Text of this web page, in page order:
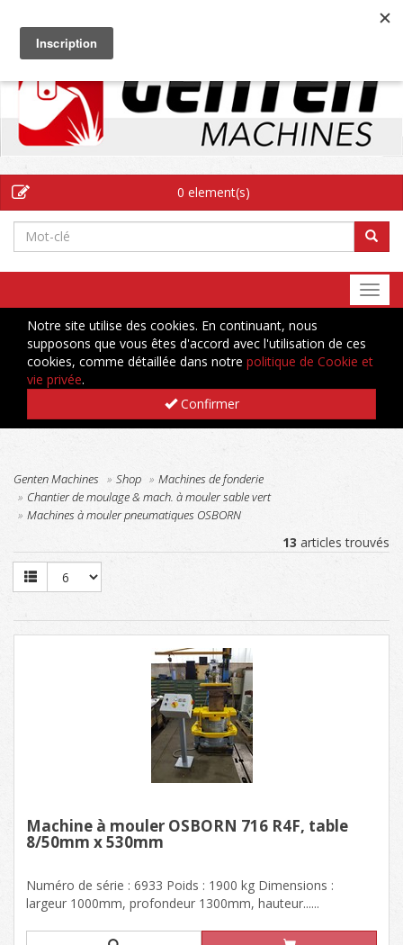
0 element(s)
Notre site utilise des cookies. En continuant, nous
supposons que vous êtes d'accord avec l'utilisation de ces
cookies, comme détaillée dans notre politique de Cookie et
vie privée.
Confirmer
Genten Machines Shop
Machines de fonderie
Chantier de moulage & mach. à mouler sable vert
Machines à mouler pneumatiques OSBORN
13 articles trouvés
Machine à mouler OSBORN 716 R4F, table
8/50mm x 530mm
Numéro de série : 6933 Poids : 1900 kg Dimensions :
largeur 1000mm, profondeur 1300mm, hauteur......